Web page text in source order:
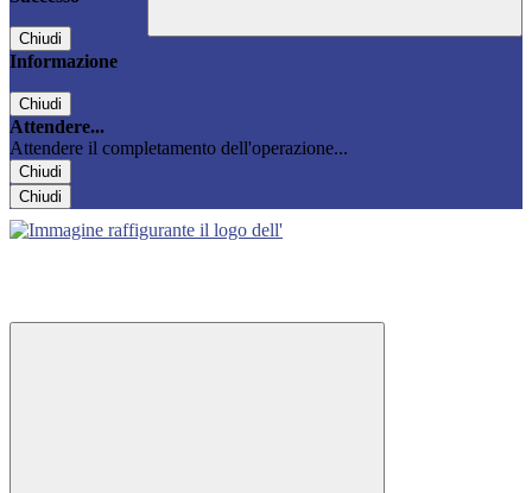
Chiudi
Informazione
Chiudi
Attendere...
Attendere il completamento dell'operazione...
Chiudi
Chiudi